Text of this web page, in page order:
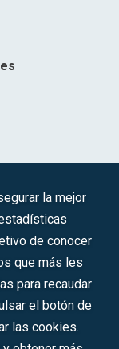
la Innovación y las
129, H. 201.307.
la mejor
de conocer
que más les
para recaudar
el botón de
las cookies.